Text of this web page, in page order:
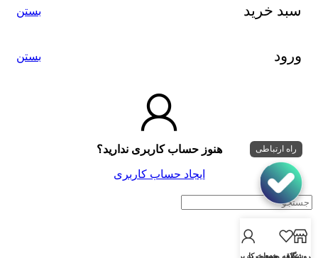
سبد خرید بستن
ورود بستن
هنوز حساب کاربری ندارید؟
ایجاد حساب کاربری
فروشگاهعلاقه مندیسبد خرید
حساب کاربری من
راه ارتباطی